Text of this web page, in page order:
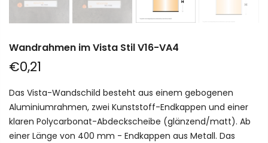
Wandrahmen im Vista Stil V16-VA4
€0,21
Das Vista-Wandschild besteht aus einem gebogenen
Aluminiumrahmen, zwei Kunststoff-Endkappen und einer
klaren Polycarbonat-Abdeckscheibe (glänzend/matt). Ab
einer Länge von 400 mm - Endkappen aus Metall. Das